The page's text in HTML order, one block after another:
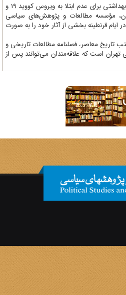
با توجه به نیاز به تداوم مراقبت‌های بهداشتی برای عدم ابتلا به ویروس کووید 19 و
مؤسسه مطالعات و پژوهش‌های سیاسی
قرنطینه بخشی از آثار خود را به صورت
معاصر، فصلنامه‌ مطالعات تاریخی و
است که علاقه‌مندان می‌توانند پس از